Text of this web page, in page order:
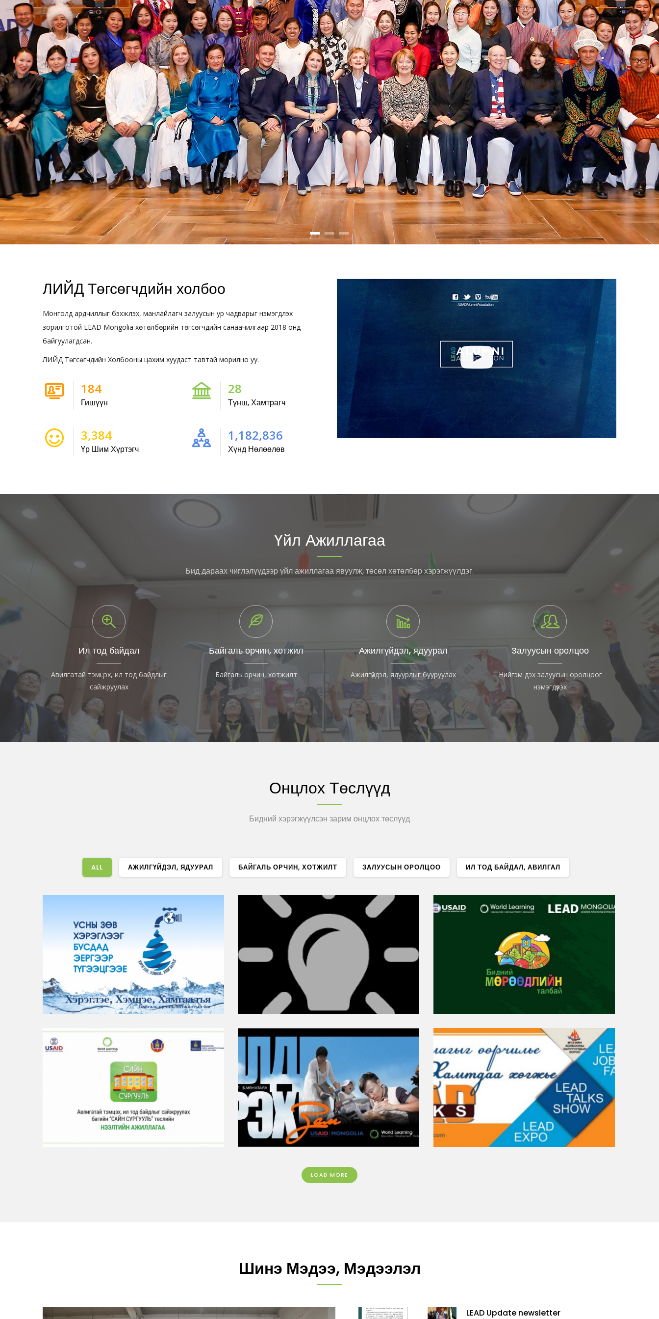
ЛИЙД Төгсөгчдийн холбоо
Монголд ардчиллыг бэхжүүлэх, манлайлагч залуусын ур чадварыг нэмэгдүүлэх
зорилготой LEAD Mongolia хөтөлбөрийн төгсөгчдийн санаачилгаар 2018 онд
байгуулагдсан.
ЛИЙД Төгсөгчдийн Холбооны цахим хуудаст тавтай морилно уу.
247
Гишүүн
37
Түнш, Хамтрагч
4,534
Үр Шим Хүртэгч
1,585,000
Хүнд Нөлөөлөв
Үйл Ажиллагаа
Бид дараах чиглэлүүдээр үйл ажиллагаа явуулж, төсөл хөтөлбөр хэрэгжүүлдэг.
Ил тод байдал
Авилгатай тэмцэх, ил тод байдлыг
сайжруулах
Байгаль орчин, хотжил
Байгаль орчин, хотжилт
Ажилгүйдэл, ядуурал
Ажилгүйдэл, ядуурлыг бууруулах
Залуусын оролцоо
Нийгэм дэх залуусын оролцоог
нэмэгдүүлэх
Онцлох Төслүүд
Бидний хэрэгжүүлсэн зарим онцлох төслүүд
ALL АЖИЛГҮЙДЭЛ, ЯДУУРАЛ БАЙГАЛЬ ОРЧИН, ХОТЖИЛТ ЗАЛУУСЫН ОРОЛЦОО ИЛ ТОД БАЙДАЛ, АВИЛГАЛ
“Хэрэглэе, Хэмнэе, Хамгаалъя” төсөл
БАЙГАЛЬ ОРЧИН, ХОТЖИЛТ
“Төрийн албаны авлигыг бууруулах,
нийгмийн итгэлцлийг сайжруулах”
ИЛ ТОД БАЙДАЛ, АВИЛГАЛ
“Бидний мөрөөдлийн талбай” төсөл
“Сайн сургууль” төсөл “Ажилд хүрэх зам” төсөл
АЖИЛГҮЙДЭЛ, ЯДУУРАЛ
”LEAD Talks” төсөл
ЗАЛУУСЫН ОРОЛЦОО
LOAD MORE
Шинэ Мэдээ, Мэдээлэл
LEAD Update newsletter